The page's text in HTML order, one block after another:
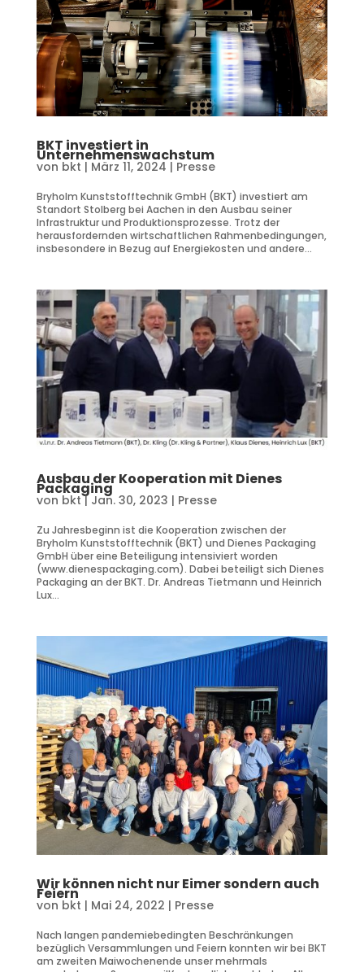
BKT investiert in
Unternehmenswachstum
von bkt | März 11, 2024 | Presse
Bryholm Kunststofftechnik GmbH (BKT) investiert am
Standort Stolberg bei Aachen in den Ausbau seiner
Infrastruktur und Produktionsprozesse. Trotz der
herausfordernden wirtschaftlichen Rahmenbedingungen,
insbesondere in Bezug auf Energiekosten und andere...
Ausbau der Kooperation mit Dienes
Packaging
von bkt|Jan. 30, 2023 | Presse
Zu Jahresbeginn ist die Kooperation zwischen der
Bryholm Kunststofftechnik (BKT) und Dienes Packaging
GmbH über eine Beteiligung intensiviert worden
(www.dienespackaging.com). Dabei beteiligt sich Dienes
Packaging an der BKT. Dr. Andreas Tietmann und Heinrich
Lux...
Wir können nicht nur Eimer sondern auch
Feiern
von bkt | Mai 24, 2022 | Presse
Nach langen pandemiebedingten Beschränkungen
bezüglich Versammlungen und Feiern konnten wir bei BKT
am zweiten Maiwochenende unser mehrmals